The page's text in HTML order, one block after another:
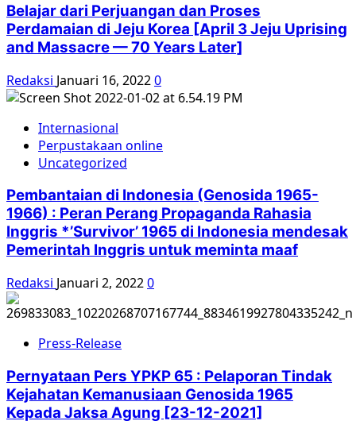
Belajar dari Perjuangan dan Proses
Perdamaian di Jeju Korea [April 3 Jeju Uprising
and Massacre — 70 Years Later]
Redaksi Januari 16, 20220
Internasional
Perpustakaan online
Uncategorized
Pembantaian di Indonesia (Genosida 1965-
1966) : Peran Perang Propaganda Rahasia
Inggris *’Survivor’ 1965 di Indonesia mendesak
Pemerintah Inggris untuk meminta maaf
Redaksi Januari 2, 20220
Press-Release
Pernyataan Pers YPKP 65 : Pelaporan Tindak
Kejahatan Kemanusiaan Genosida 1965
Kepada Jaksa Agung [23-12-2021]